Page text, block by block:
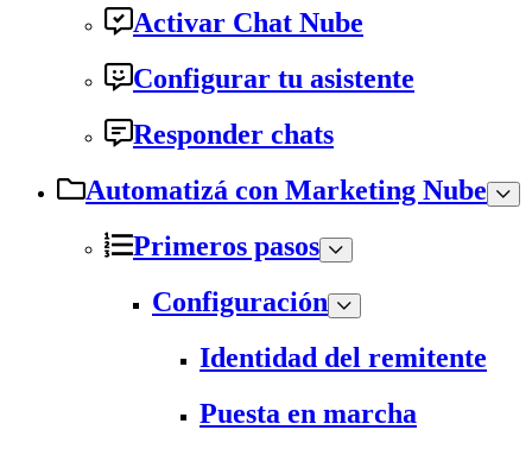
Activar Chat Nube
Configurar tu asistente
Responder chats
Automatizá con Marketing Nube
Primeros pasos
Configuración
Identidad del remitente
Puesta en marcha